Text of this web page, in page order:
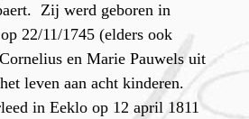
Zij werd geboren in
22/11/1745 (elders ook
en Marie Pauwels uit
leven aan acht kinderen.
in Eeklo op 12 april 1811